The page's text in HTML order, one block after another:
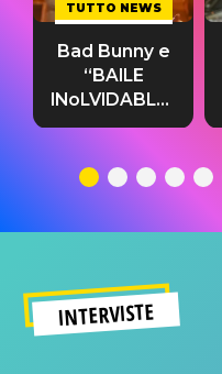
TUTTO NEWS
Bad Bunny e
“BAILE
INoLVIDABLE”:
testo,
significato
INTERVISTE